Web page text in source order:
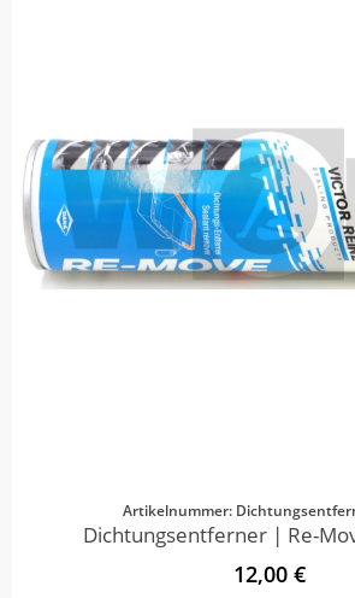
Artikelnummer:
Dichtungsentferner | Re-
12,00 €